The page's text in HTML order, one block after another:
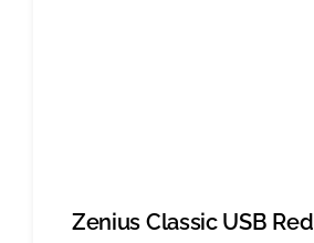
Zenius Classic USB Red